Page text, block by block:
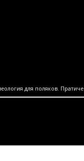
для поляков.